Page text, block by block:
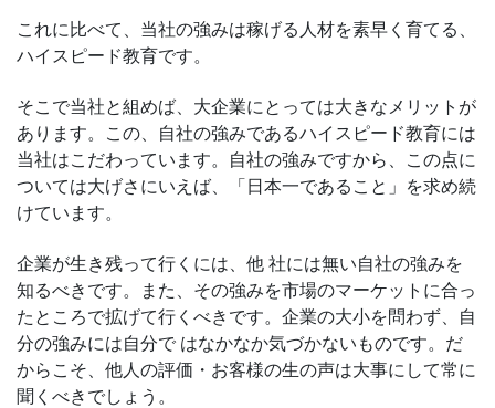
これに比べて、当社の強みは稼げる人材を素早く育てる、
ハイスピード教育です。
そこで当社と組めば、大企業にとっては大きなメリットが
あります。この、自社の強みであるハイスピード教育には
当社はこだわっています。自社の強みですから、この点に
ついては大げさにいえば、「日本一であること」を求め続
けています。
企業が生き残って行くには、他 社には無い自社の強みを
知るべきです。また、その強みを市場のマーケットに合っ
たところで拡げて行くべきです。企業の大小を問わず、自
分の強みには自分で はなかなか気づかないものです。だ
からこそ、他人の評価・お客様の生の声は大事にして常に
聞くべきでしょう。